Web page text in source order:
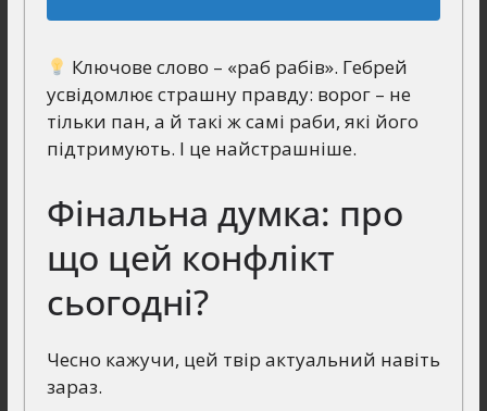
Ключове слово – «раб рабів». Гебрей
усвідомлює страшну правду: ворог – не
тільки пан, а й такі ж самі раби, які його
підтримують. І це найстрашніше.
Фінальна думка: про
що цей конфлікт
сьогодні?
Чесно кажучи, цей твір актуальний навіть
зараз.